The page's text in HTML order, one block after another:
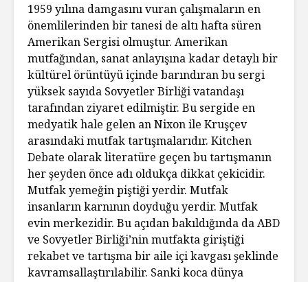
1959 yılına damgasını vuran çalışmaların en
önemlilerinden bir tanesi de altı hafta süren
Amerikan Sergisi olmuştur. Amerikan
mutfağından, sanat anlayışına kadar detaylı bir
kültürel örüntüyü içinde barındıran bu sergi
yüksek sayıda Sovyetler Birliği vatandaşı
tarafından ziyaret edilmiştir. Bu sergide en
medyatik hale gelen an Nixon ile Kruşçev
arasındaki mutfak tartışmalarıdır. Kitchen
Debate olarak literatüre geçen bu tartışmanın
her şeyden önce adı oldukça dikkat çekicidir.
Mutfak yemeğin piştiği yerdir. Mutfak
insanların karnının doyduğu yerdir. Mutfak
evin merkezidir. Bu açıdan bakıldığında da ABD
ve Sovyetler Birliği’nin mutfakta giriştiği
rekabet ve tartışma bir aile içi kavgası şeklinde
kavramsallaştırılabilir. Sanki koca dünya